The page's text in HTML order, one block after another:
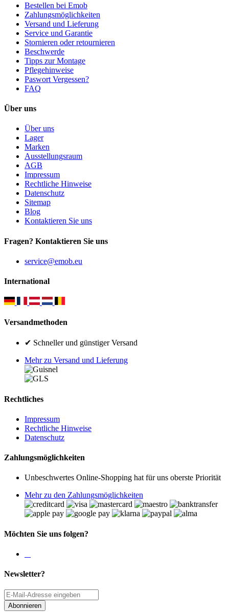
Bestellen bei Emob
Zahlungsmöglichkeiten
Versand und Lieferung
Service und Garantie
Stornieren oder retournieren
Beschwerde
Tipps zur Montage
Pflegehinweise
Paswort Vergessen?
FAQ
Über uns
Über uns
Lager
Marken
Ausstellungsraum
AGB
Impressum
Rechtliche Hinweise
Datenschutz
Sitemap
Blog
Kontaktieren Sie uns
Fragen? Kontaktieren Sie uns
service@emob.eu
International
Versandmethoden
✔ Schneller und günstiger Versand
Mehr zu Versand und Lieferung
Rechtliches
Impressum
Rechtliche Hinweise
Datenschutz
Zahlungsmöglichkeiten
Unbeschwertes Online-Shopping hat für uns oberste Priorität
Mehr zu den Zahlungsmöglichkeiten
Möchten Sie uns folgen?
Newsletter?
Abonnieren